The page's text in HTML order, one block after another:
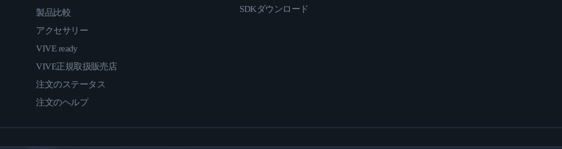
製品比較
アクセサリー
VIVE ready
VIVE正規取扱販売店
注文のステータス
注文のヘルプ
SDKダウンロード